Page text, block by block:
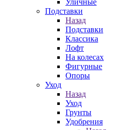
Подставки
Назад
Подставки
Классика
Лофт
На колесах
Фигурные
Опоры
Уход
Назад
Уход
Грунты
Удобрения